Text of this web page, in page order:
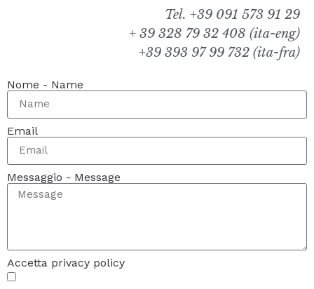
Tel. +39 091 573 91 29
+ 39 328 79 32 408 (ita-eng)
+39 393 97 99 732 (ita-fra)
Nome - Name
Email
Messaggio - Message
Accetta privacy policy